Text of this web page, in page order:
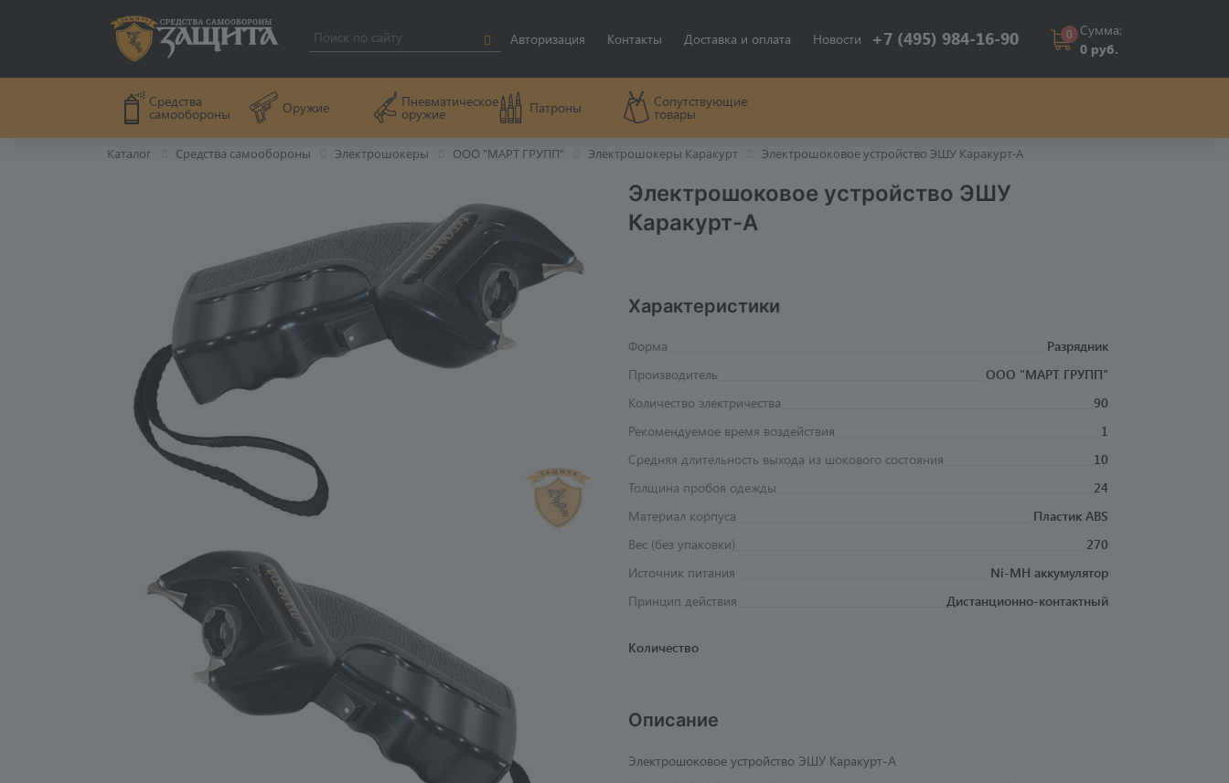
Авторизация Контакты Доставка и оплата Новости +7 (495) 984-16-90 0 Сумма:
0 руб.
Средства
самообороны Оружие Пневматическое
оружие Патроны Сопутствующие
товары
Каталог Средства самообороны Электрошокеры ООО "МАРТ ГРУПП" Электрошокеры Каракурт Электрошоковое устройство ЭШУ Каракурт-А
Электрошоковое устройство ЭШУ
Каракурт-А
Характеристики
Форма
Разрядник
Производитель
ООО "МАРТ ГРУПП"
Количество электричества
90
Рекомендуемое время воздействия
1
Средняя длительность выхода из шокового состояния
10
Толщина пробоя одежды
24
Материал корпуса
Пластик ABS
Вес (без упаковки)
270
Источник питания
Ni-MH аккумулятор
Принцип действия
Дистанционно-контактный
Количество
Описание
Электрошоковое устройство ЭШУ Каракурт-А